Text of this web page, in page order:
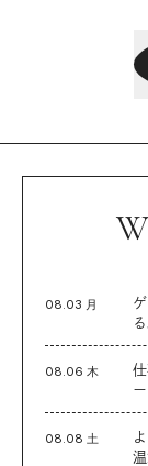
08.03 月
る
08.06 木
08.08 土